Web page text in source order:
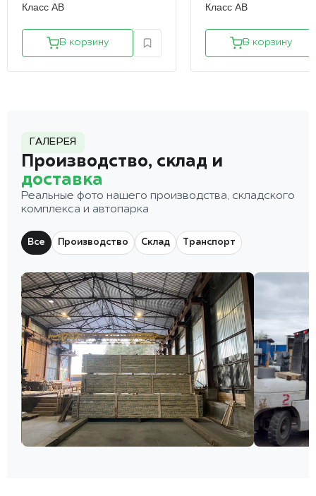
Класс АВ
В корзину
Класс АВ
В корзину
ГАЛЕРЕЯ
Производство, склад и
доставка
Реальные фото нашего производства, складского
комплекса и автопарка
Все Производство Склад Транспорт